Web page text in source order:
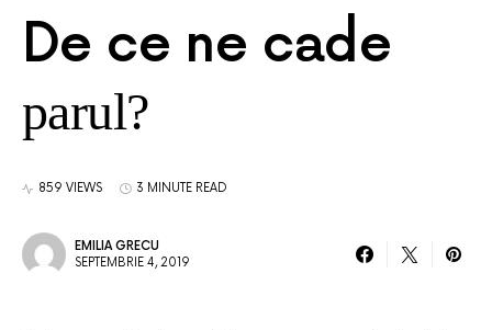
De ce ne cade
parul?
859 VIEWS 3 MINUTE READ
EMILIA GRECU
SEPTEMBRIE 4, 2019